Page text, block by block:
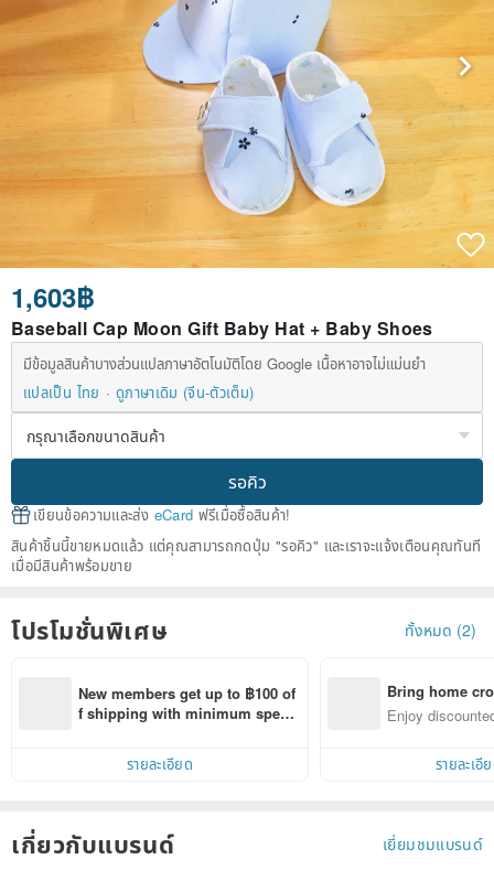
1,603฿
Baseball Cap Moon Gift Baby Hat + Baby Shoes
มีข้อมูลสินค้าบางส่วนแปลภาษาอัตโนมัติโดย Google เนื้อหาอาจไม่แม่นยำ
แปลเป็น ไทย
ดูภาษาเดิม (จีน-ตัวเต็ม)
รอคิว
เขียนข้อความและส่ง eCard ฟรีเมื่อซื้อสินค้า!
สินค้าชิ้นนี้ขายหมดแล้ว แต่คุณสามารถกดปุ่ม "รอคิว" และเราจะแจ้งเตือนคุณทันที
เมื่อมีสินค้าพร้อมขาย
โปรโมชั่นพิเศษ ทั้งหมด (2)
New members get up to ฿100 of
f shipping with minimum spen
within 7 days!
รายละเอียด
Bring home
n with ease
Enjoy
รายละเอี
เกี่ยวกับแบรนด์ เยี่ยมชมแบรนด์